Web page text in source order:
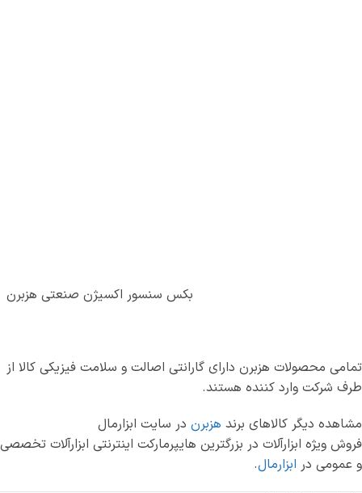
بکس سنسور اکسیژن صنعتی هزبرن
تمامی محصولات هزبرن دارای گارانتی اصالت و سلامت فیزیکی کالا از
طرف شرکت وارد کننده هستند.
مشاهده دیگر کالاهای برند هزبرن در سایت ابزارمال
فروش ویژه ابزارآلات در بزرگترین هایپرمارکت اینترنتی ابزارآلات تخصصی
و عمومی در ابزارمال.